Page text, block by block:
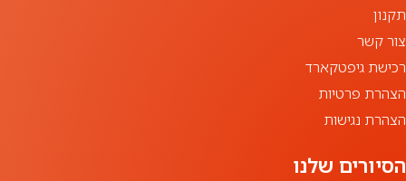
תקנון
צור קשר
רכישת גיפטקארד
הצהרת פרטיות
הצהרת נגישות